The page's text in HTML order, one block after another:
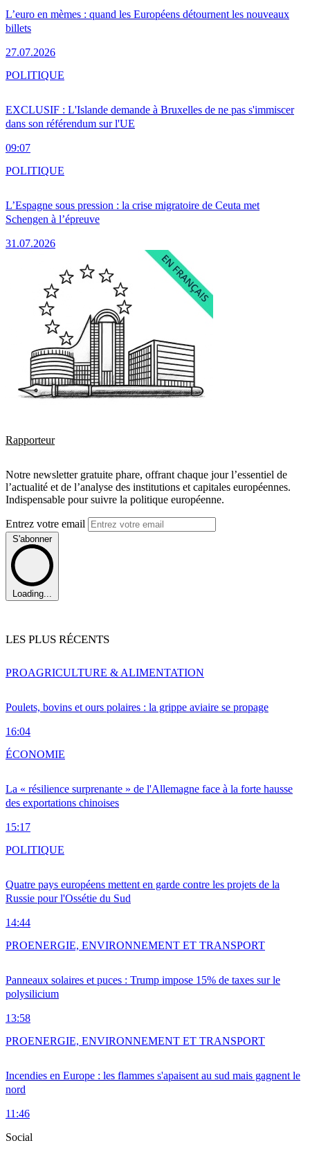
L’euro en mèmes : quand les Européens détournent les nouveaux
billets
27.07.2026
EXCLUSIF : L'Islande demande à Bruxelles de ne pas s'immiscer
dans son référendum sur l'UE
09:07
POLITIQUE
L’Espagne sous pression : la crise migratoire de Ceuta met
Schengen à l’épreuve
31.07.2026
POLITIQUE
Rapporteur
Notre newsletter gratuite phare, offrant chaque jour l’essentiel de
l’actualité et de l’analyse des institutions et capitales européennes.
Indispensable pour suivre la politique européenne.
Entrez votre email
S'abonner
Loading...
LES PLUS RÉCENTS
Poulets, bovins et ours polaires : la grippe aviaire se propage
16:04
PROAGRICULTURE & ALIMENTATION
La « résilience surprenante » de l'Allemagne face à la forte hausse
des exportations chinoises
15:17
ÉCONOMIE
Quatre pays européens mettent en garde contre les projets de la
Russie pour l'Ossétie du Sud
14:44
POLITIQUE
Panneaux solaires et puces : Trump impose 15% de taxes sur le
polysilicium
13:58
PROENERGIE, ENVIRONNEMENT ET TRANSPORT
Incendies en Europe : les flammes s'apaisent au sud mais gagnent le
nord
11:46
PROENERGIE, ENVIRONNEMENT ET TRANSPORT
Social